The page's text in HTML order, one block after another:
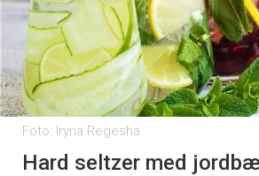
Foto: Iryna Regesha
Hard seltzer med